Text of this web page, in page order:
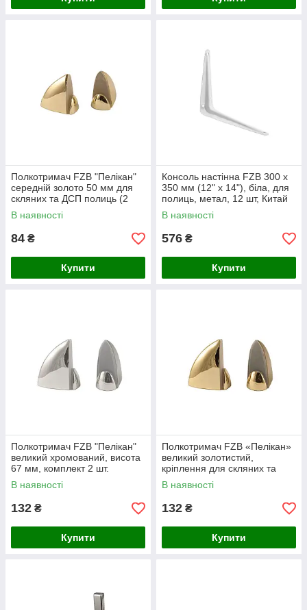
Полкотримач FZB "Пелікан"
середній золото 50 мм для
скляних та ДСП полиць (2
шт.)
В наявності
84 ₴
Купити
Консоль настінна FZB 300 x
350 мм (12" x 14"), біла, для
полиць, метал, 12 шт, Китай
В наявності
576 ₴
Купити
Полкотримач FZB "Пелікан"
великий хромований, висота
67 мм, комплект 2 шт.
В наявності
132 ₴
Купити
Полкотримач FZB «Пелікан»
великий золотистий,
кріплення для скляних та
ДСП полиць, висота 67 мм (2
шт.)
В наявності
132 ₴
Купити